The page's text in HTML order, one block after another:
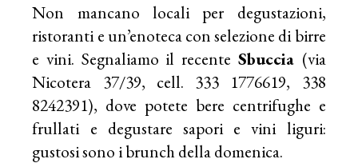
Non mancano locali per degustazioni,
ristoranti e un’enoteca con selezione di birre
e vini. Segnaliamo il recente Sbuccia (via
Nicotera 37/39, cell. 333 1776619, 338
8242391), dove potete bere centrifughe e
frullati e degustare sapori e vini liguri:
gustosi sono i brunch della domenica.